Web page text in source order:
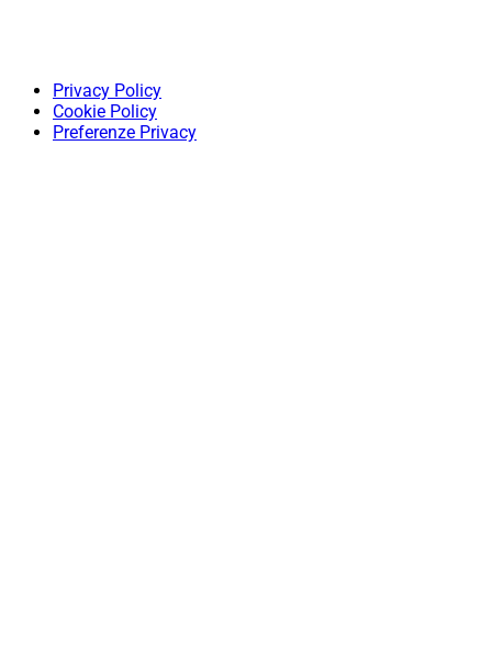
Privacy Policy
Cookie Policy
Preferenze Privacy